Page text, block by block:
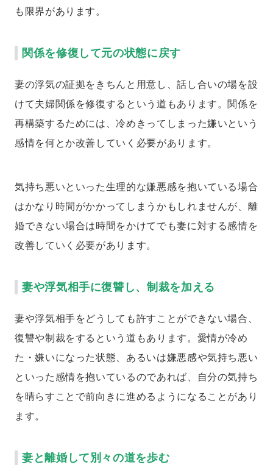
も限界があります。
関係を修復して元の状態に戻す
妻の浮気の証拠をきちんと用意し、話し合いの場を設
けて夫婦関係を修復するという道もあります。関係を
再構築するためには、冷めきってしまった嫌いという
感情を何とか改善していく必要があります。
気持ち悪いといった生理的な嫌悪感を抱いている場合
はかなり時間がかかってしまうかもしれませんが、離
婚できない場合は時間をかけてでも妻に対する感情を
改善していく必要があります。
妻や浮気相手に復讐し、制裁を加える
妻や浮気相手をどうしても許すことができない場合、
復讐や制裁をするという道もあります。愛情が冷め
た・嫌いになった状態、あるいは嫌悪感や気持ち悪い
といった感情を抱いているのであれば、自分の気持ち
を晴らすことで前向きに進めるようになることがあり
ます。
妻と離婚して別々の道を歩む